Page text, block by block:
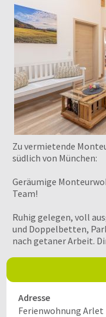
Zu vermietende
südlich von München:
Geräumige
Team!
Ruhig gelegen, voll
und Doppelbetten,
nach getaner Arbeit.
Adresse
Ferienwohnung Arlet